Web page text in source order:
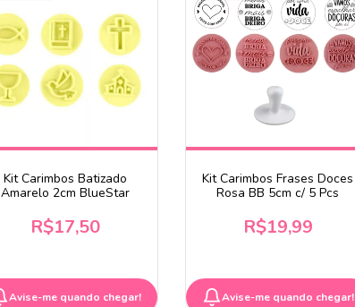
Kit Carimbos Batizado
Amarelo 2cm BlueStar
R$17,50
Avise-me quando chegar!
Kit Carimbos Frases Doces
Rosa BB 5cm c/ 5 Pcs
R$19,99
Avise-me quando chegar!